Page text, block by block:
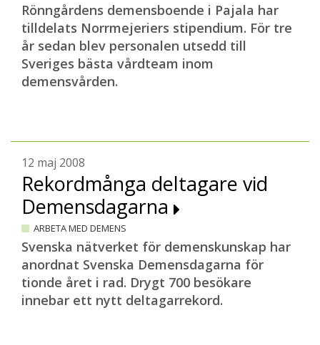
Rönngårdens demensboende i Pajala har
tilldelats Norrmejeriers stipendium. För tre
år sedan blev personalen utsedd till
Sveriges bästa vårdteam inom
demensvården.
12 maj 2008
Rekordmånga deltagare vid
Demensdagarna
ARBETA MED DEMENS
Svenska nätverket för demenskunskap har
anordnat Svenska Demensdagarna för
tionde året i rad. Drygt 700 besökare
innebar ett nytt deltagarrekord.